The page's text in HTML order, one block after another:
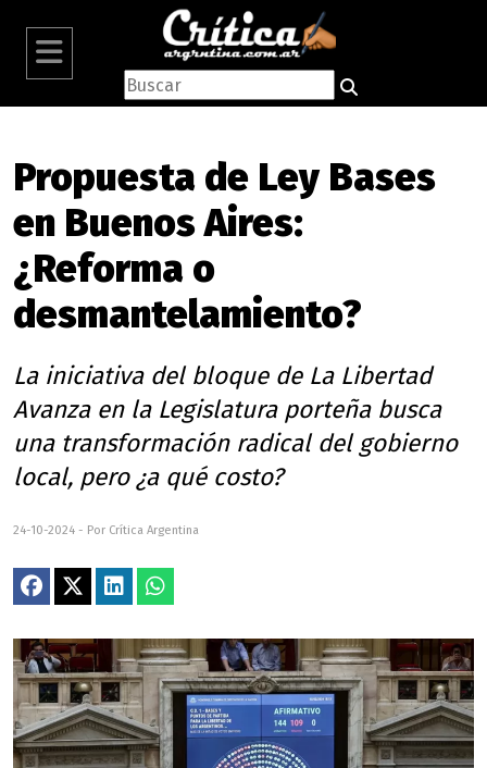
Propuesta de Ley Bases
en Buenos Aires:
¿Reforma o
desmantelamiento?
La iniciativa del bloque de La Libertad
Avanza en la Legislatura porteña busca
una transformación radical del gobierno
local, pero ¿a qué costo?
24-10-2024 - Por Crítica Argentina